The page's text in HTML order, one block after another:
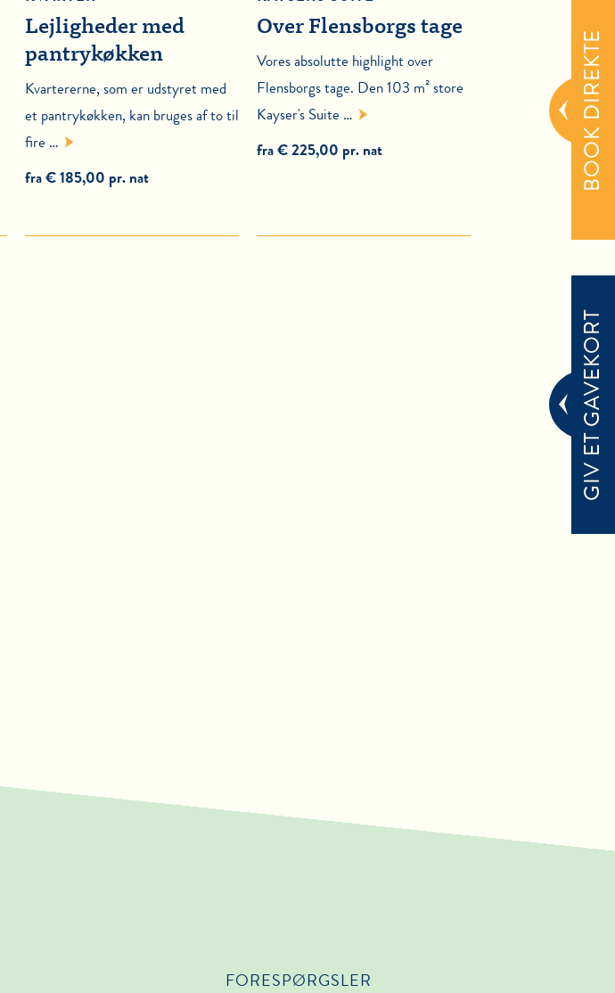
BOOK DIREKTE
GIV ET GAVEKORT
Lejligheder med
pantrykøkken
Kvartererne, som er udstyret med
et pantrykøkken, kan bruges af to til
fire …
fra € 185,00 pr. nat
Over Flensborgs tage
Vores absolutte highlight over
Flensborgs tage. Den 103 m² store
Kayser's Suite …
fra € 225,00 pr. nat
FORESPØRGSLER